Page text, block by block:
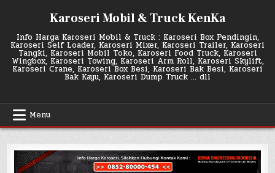
Karoseri Mobil & Truck KenKa
Info Harga Karoseri Mobil & Truck : Karoseri Box Pendingin,
Karoseri Self Loader, Karoseri Mixer, Karoseri Trailer, Karoseri
Tangki, Karoseri Mobil Toko, Karoseri Food Truck, Karoseri
Wingbox, Karoseri Towing, Karoseri Arm Roll, Karoseri Skylift,
Karoseri Crane, Karoseri Box Besi, Karoseri Bak Besi, Karoseri
Bak Kayu, Karoseri Dump Truck … dll
Menu